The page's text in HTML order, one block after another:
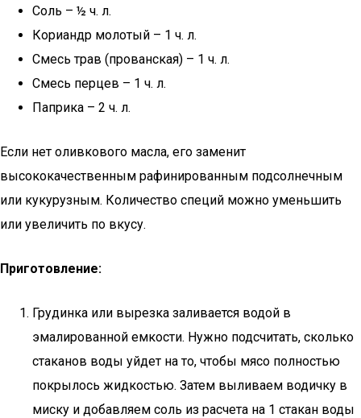
Соль – ½ ч. л.
Кориандр молотый – 1 ч. л.
Смесь трав (прованская) – 1 ч. л.
Смесь перцев – 1 ч. л.
Паприка – 2 ч. л.
Если нет оливкового масла, его заменит
высококачественным рафинированным подсолнечным
или кукурузным. Количество специй можно уменьшить
или увеличить по вкусу.
Приготовление:
Грудинка или вырезка заливается водой в
эмалированной емкости. Нужно подсчитать, сколько
стаканов воды уйдет на то, чтобы мясо полностью
покрылось жидкостью. Затем выливаем водичку в
миску и добавляем соль из расчета на 1 стакан воды